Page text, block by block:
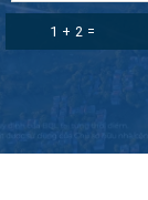
1 + 2 =